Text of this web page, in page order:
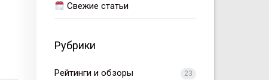
Свежие статьи
Рубрики
Рейтинги и обзоры 23